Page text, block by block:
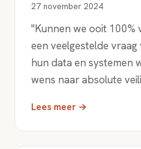
27 november 2024
"Kunnen we ooit 100%
een veelgestelde vraag
hun data en systemen
wens naar absolute
Lees meer →